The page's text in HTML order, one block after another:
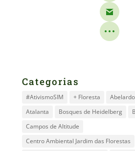
Categorias
#AtivismoSIM + Floresta
Atalanta
Bosques de Heidelberg
Campos de Altitude
Centro Ambiental Jardim das Florestas